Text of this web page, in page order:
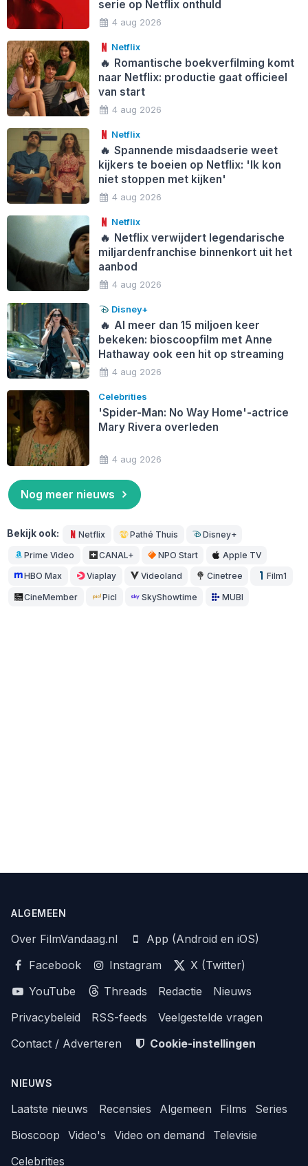
serie op Netflix onthuld
4 aug 2026
Netflix
🔥 Romantische boekverfilming komt
naar Netflix: productie gaat officieel
van start
4 aug 2026
Netflix
🔥 Spannende misdaadserie weet
kijkers te boeien op Netflix: 'Ik kon
niet stoppen met kijken'
4 aug 2026
Netflix
🔥 Netflix verwijdert legendarische
miljardenfranchise binnenkort uit het
aanbod
4 aug 2026
Disney+
🔥 Al meer dan 15 miljoen keer
bekeken: bioscoopfilm met Anne
Hathaway ook een hit op streaming
4 aug 2026
Celebrities
'Spider-Man: No Way Home'-actrice
Mary Rivera overleden
4 aug 2026
Nog meer nieuws
Bekijk ook: Netflix Pathé Thuis Disney+
Prime Video CANAL+ NPO Start Apple TV
HBO Max Viaplay Videoland Cinetree Film1
CineMember Picl SkyShowtime MUBI
ALGEMEEN
Over FilmVandaag.nl
App (Android en iOS)
Facebook
Instagram
X (Twitter)
YouTube
Threads Redactie
Nieuws
Privacybeleid
RSS-feeds
Veelgestelde vragen
Contact / Adverteren
Cookie-instellingen
NIEUWS
Laatste nieuws Recensies Algemeen Films
Series
Bioscoop
Video's Video on demand
Televisie
Celebrities